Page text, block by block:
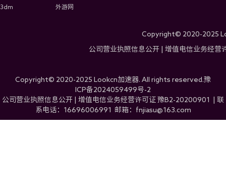
3dm 外游网
Copyright© 2020-2025
公司营业执照信息公开| 增值电信业务经营
Copyright© 2020-2025 Lookcn加速器. All rights reserved.豫
ICP备2024059499号-2
公司营业执照信息公开
增值电信业务经营许可证 豫B2-20200901
联
系电话：16696006991 邮箱：fnjiasu@163.com